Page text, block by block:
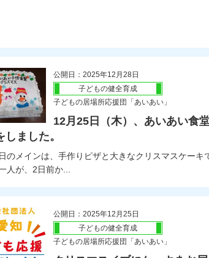
公開日：2025年12月28日
子どもの健全育成
子どもの居場所応援団「あいあい」
12月25日（木）、あいあい食
しました。
のメインは、手作りピザと大きなクリスマスケーキ
人が、2日前か...
公開日：2025年12月25日
子どもの健全育成
子どもの居場所応援団「あいあい」